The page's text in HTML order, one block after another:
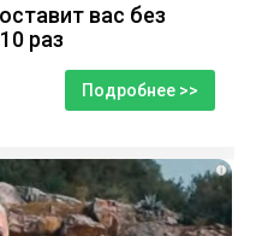
вас без
раз
Подробнее >>
i